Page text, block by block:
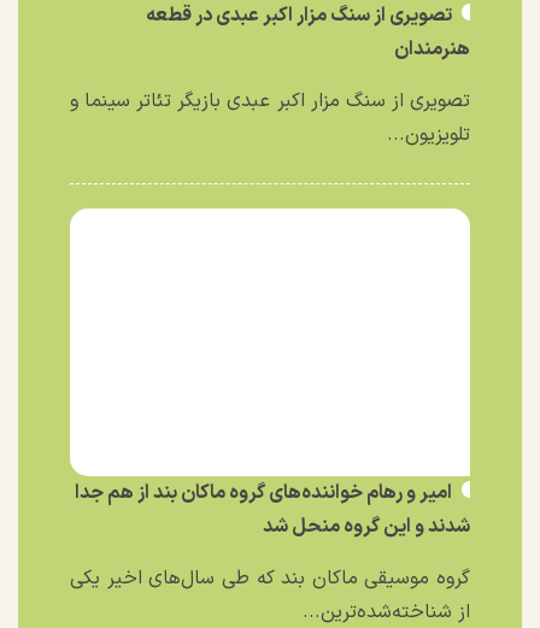
تصویری از سنگ مزار اکبر عبدی در قطعه
هنرمندان
تصویری از سنگ مزار اکبر عبدی بازیگر تئاتر سینما و
تلویزیون...
امیر و رهام خواننده‌های گروه ماکان بند از هم جدا
شدند و این گروه منحل شد
گروه موسیقی ماکان بند که طی سال‌های اخیر یکی
از شناخته‌شده‌ترین...